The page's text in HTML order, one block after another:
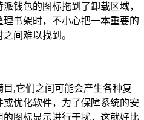
钱包的图标拖到了卸载区域，
书架时，不小心把一本重要的
间难以找到。
,它们之间可能会产生各种复
优化软件，为了保障系统的安
图标显示进行干扰，这就好比